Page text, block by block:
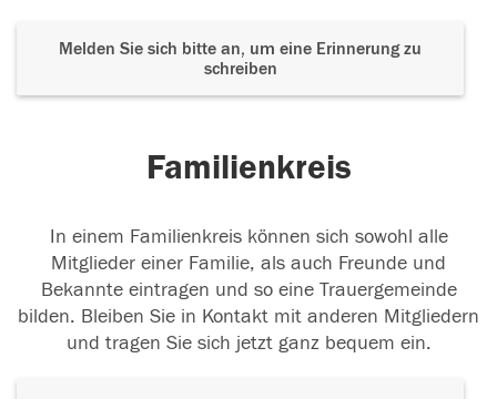
Melden Sie sich bitte an, um eine Erinnerung zu
schreiben
Familienkreis
In einem Familienkreis können sich sowohl alle
Mitglieder einer Familie, als auch Freunde und
Bekannte eintragen und so eine Trauergemeinde
bilden. Bleiben Sie in Kontakt mit anderen Mitgliedern
und tragen Sie sich jetzt ganz bequem ein.